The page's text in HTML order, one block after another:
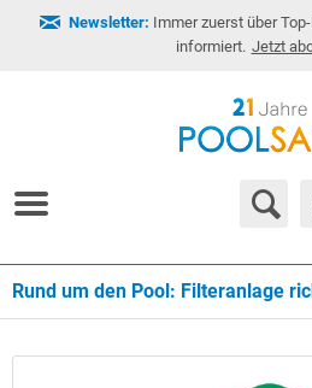
Newsletter: Immer zuerst über
informiert. Jetzt
Rund um den Pool: Filteranlage